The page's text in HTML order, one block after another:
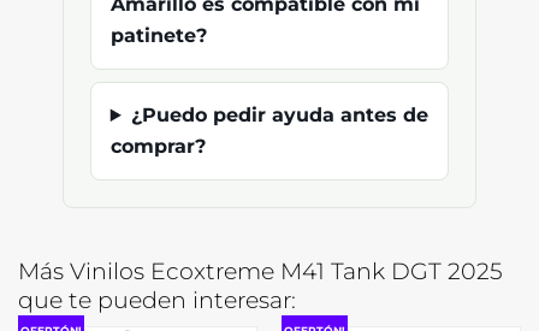
patinete?
¿Puedo pedir ayuda antes de
comprar?
Más Vinilos Ecoxtreme M41 Tank DGT 2025
que te pueden interesar: